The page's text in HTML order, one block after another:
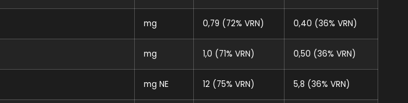
mg 0,79 (72% VRN) 0,40 (36% VRN)
mg 1,0 (71% VRN) 0,50 (36% VRN)
mg NE 12 (75% VRN) 5,8 (36% VRN)